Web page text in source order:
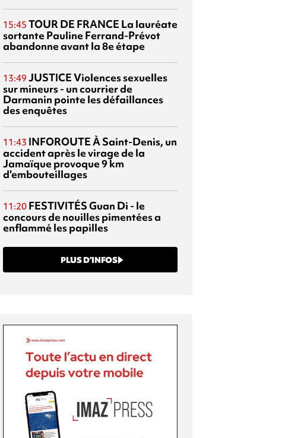
15:45 TOUR DE FRANCE La lauréate
sortante Pauline Ferrand-Prévot
abandonne avant la 8e étape
13:49 JUSTICEViolences sexuelles
sur mineurs - un courrier de
Darmanin pointe les défaillances
des enquêtes
11:43 INFOROUTEÀ Saint-Denis, un
accident après le virage de la
Jamaïque provoque 9 km
d'embouteillages
11:20 FESTIVITÉSGuan Di - le
concours de nouilles pimentées a
enflammé les papilles
PLUS D’INFOS